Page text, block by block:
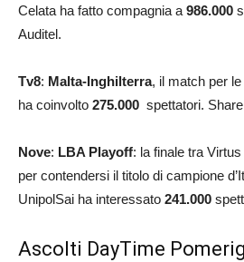
Celata ha fatto compagnia a 986.000
Auditel.
Tv8: Malta-Inghilterra, il match per
ha coinvolto 275.000 spettatori.
Nove: LBA Playoff: la finale tra
per contendersi il titolo di campione
UnipolSai ha interessato 241.000
Ascolti DayTime